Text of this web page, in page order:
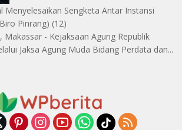
Menyelesaikan Sengketa Antar Instansi
Pinrang) (12)
Makassar - Kejaksaan Agung Republik
Jaksa Agung Muda Bidang Perdata dan...